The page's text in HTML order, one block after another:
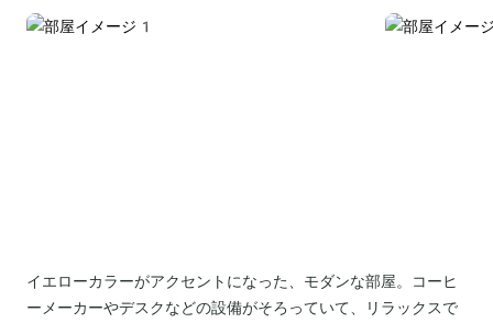
イエローカラーがアクセントになった、モダンな部屋。コーヒ
ーメーカーやデスクなどの設備がそろっていて、リラックスで